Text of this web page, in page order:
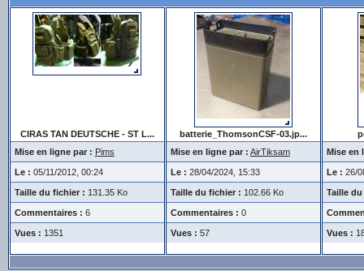
CIRAS TAN DEUTSCHE - ST L...
Mise en ligne par : Pims
Le : 05/11/2012, 00:24
Taille du fichier : 131.35 Ko
Commentaires : 6
Vues : 1351
batterie_ThomsonCSF-03.jp...
Mise en ligne par : AirTiksam
Le : 28/04/2024, 15:33
Taille du fichier : 102.66 Ko
Commentaires : 0
Vues : 57
Mise en
Le : 26/
Taille
Vues :